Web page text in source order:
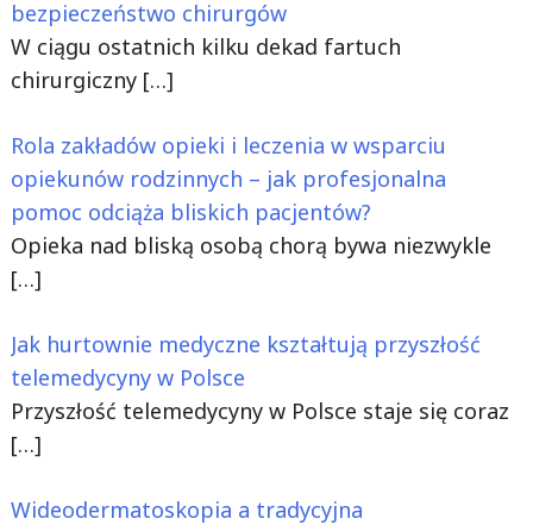
bezpieczeństwo chirurgów
W ciągu ostatnich kilku dekad fartuch
chirurgiczny […]
Rola zakładów opieki i leczenia w wsparciu
opiekunów rodzinnych – jak profesjonalna
pomoc odciąża bliskich pacjentów?
Opieka nad bliską osobą chorą bywa niezwykle
[…]
Jak hurtownie medyczne kształtują przyszłość
telemedycyny w Polsce
Przyszłość telemedycyny w Polsce staje się coraz
[…]
Wideodermatoskopia a tradycyjna